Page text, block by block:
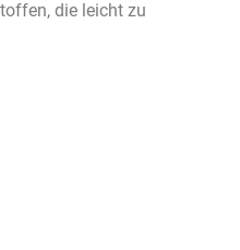
die leicht zu